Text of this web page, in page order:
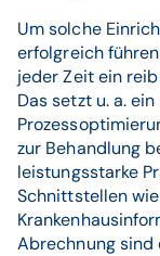
Um solche
erfolgreich
jeder Zeit ein
Das setzt u. a.
zur Behandlung
leistungsstarke
Schnittstellen
Abrechnung